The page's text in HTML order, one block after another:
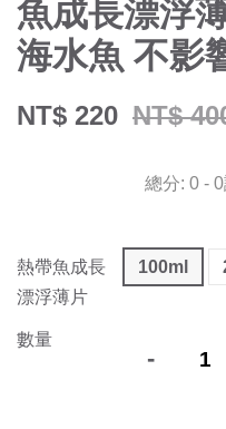
魚成長漂浮
海水魚 不影
NT$ 220 NT$
總分: 0 - 0
熱帶魚成長
漂浮薄片
100ml
數量
-